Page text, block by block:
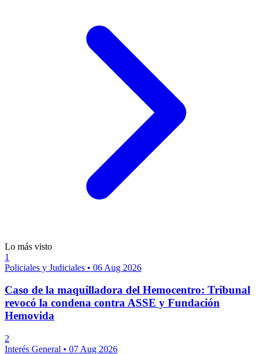
Lo más visto
1
Policiales y Judiciales • 06 Aug 2026
Caso de la maquilladora del Hemocentro: Tribunal
revocó la condena contra ASSE y Fundación
Hemovida
2
Interés General • 07 Aug 2026